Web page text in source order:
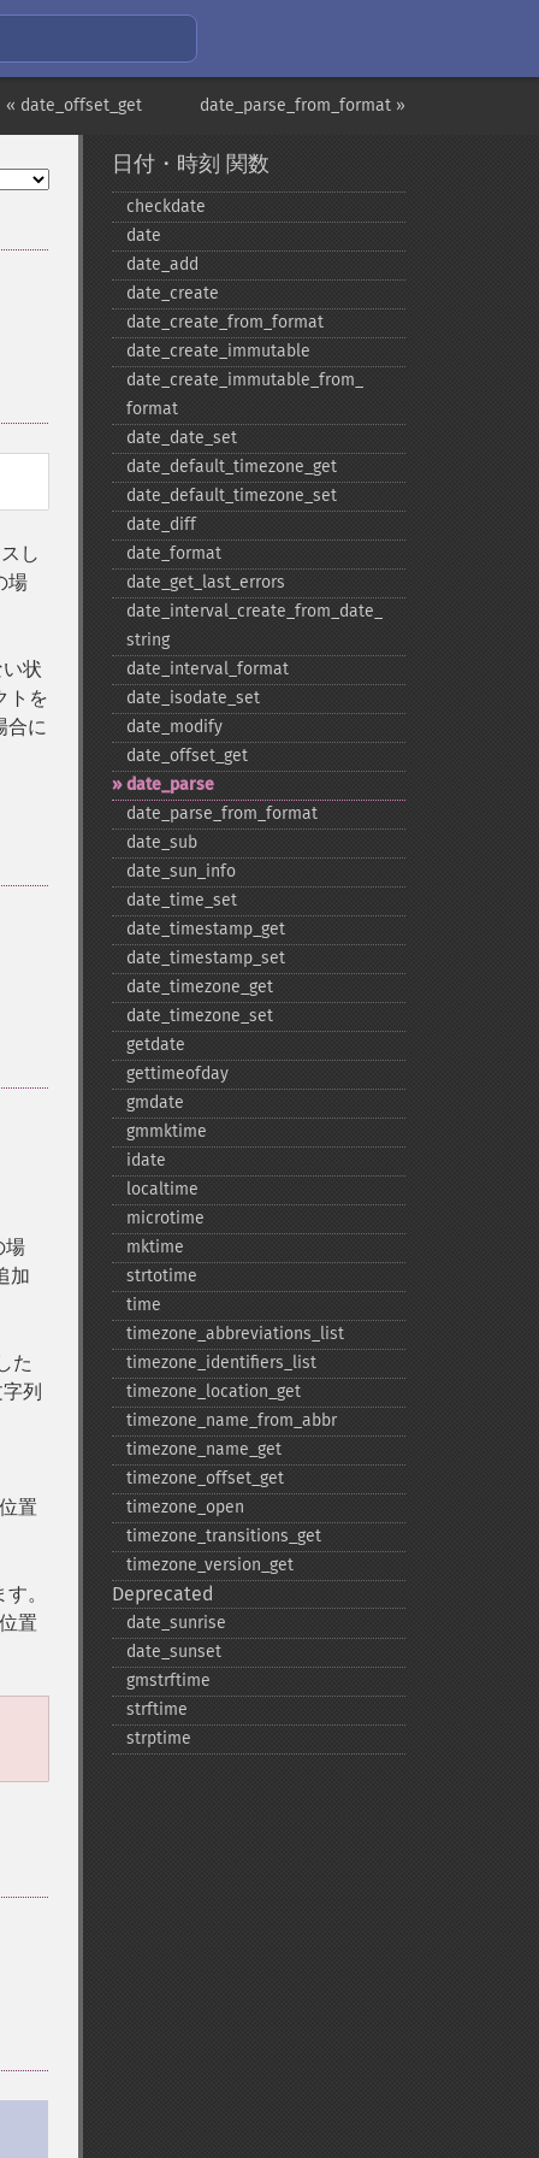
date_parse_from_format »
« date_offset_get
し
場
状
トを
合に
場
加
た
列
置
。
置
日付・時刻 関数
checkdate
date
date_​add
date_​create
date_​create_​from_​format
date_​create_​immutable
date_​create_​immutable_​from_​
format
date_​date_​set
date_​default_​timezone_​get
date_​default_​timezone_​set
date_​diff
date_​format
date_​get_​last_​errors
date_​interval_​create_​from_​date_​
string
date_​interval_​format
date_​isodate_​set
date_​modify
date_​offset_​get
date_​parse
date_​parse_​from_​format
date_​sub
date_​sun_​info
date_​time_​set
date_​timestamp_​get
date_​timestamp_​set
date_​timezone_​get
date_​timezone_​set
getdate
gettimeofday
gmdate
gmmktime
idate
localtime
microtime
mktime
strtotime
time
timezone_​abbreviations_​list
timezone_​identifiers_​list
timezone_​location_​get
timezone_​name_​from_​abbr
timezone_​name_​get
timezone_​offset_​get
timezone_​open
timezone_​transitions_​get
timezone_​version_​get
Deprecated
date_​sunrise
date_​sunset
gmstrftime
strftime
strptime